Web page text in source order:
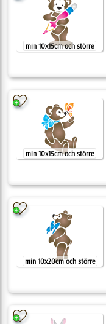
min 10x15cm och större
min 10x15cm och större
min 10x20cm och större